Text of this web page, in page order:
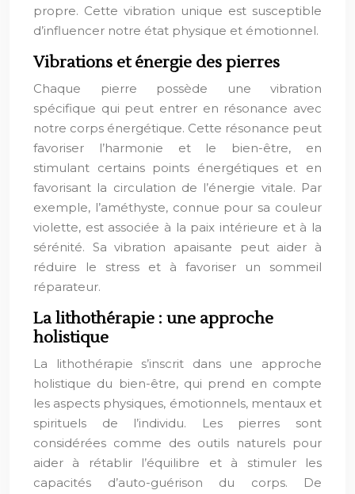
propre. Cette vibration unique est susceptible
d’influencer notre état physique et émotionnel.
Vibrations et énergie des pierres
Chaque pierre possède une vibration
spécifique qui peut entrer en résonance avec
notre corps énergétique. Cette résonance peut
favoriser l’harmonie et le bien-être, en
stimulant certains points énergétiques et en
favorisant la circulation de l’énergie vitale. Par
exemple, l’améthyste, connue pour sa couleur
violette, est associée à la paix intérieure et à la
sérénité. Sa vibration apaisante peut aider à
réduire le stress et à favoriser un sommeil
réparateur.
La lithothérapie : une approche
holistique
La lithothérapie s’inscrit dans une approche
holistique du bien-être, qui prend en compte
les aspects physiques, émotionnels, mentaux et
spirituels de l’individu. Les pierres sont
considérées comme des outils naturels pour
aider à rétablir l’équilibre et à stimuler les
capacités d’auto-guérison du corps. De